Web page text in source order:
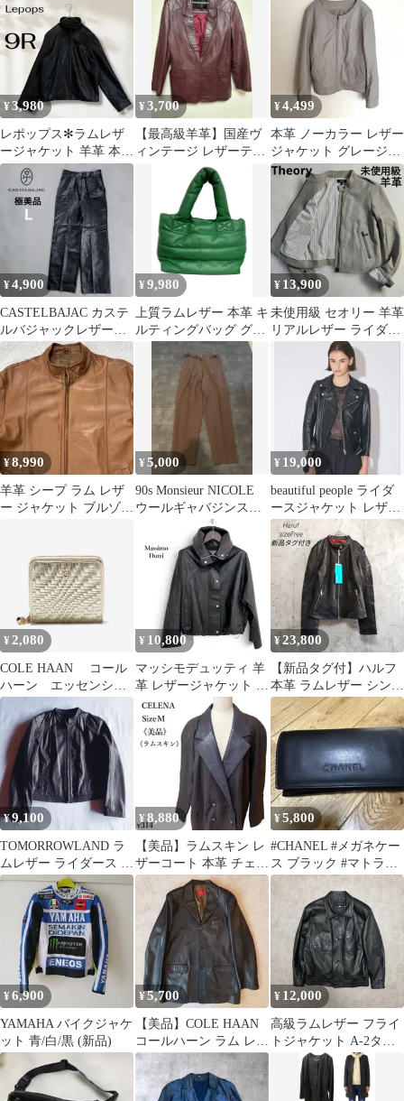
ット
羊革 黒 L
¥3,980
レポップス✻ラムレザ
ージャケット 羊革 本革
M スタンドカラー 黒
¥3,700
【最高級羊革】国産ヴ
ィンテージ レザーテー
ラードジャケット バー
ガンディ M
¥4,499
本革 ノーカラー レザー
ジャケット グレージュ
S レディース 羊革
¥4,900
CASTELBAJAC カステ
ルバジャックレザーパ
ンツ 羊革 ブラックレデ
ィース
¥9,980
上質ラムレザー 本革 キ
ルティングバッグ グリ
ーン パフバッグ
¥ 13,900
未使用級 セオリー 羊革
リアルレザー ライダー
スジャケット グレージ
¥8,990
羊革 シープ ラム レザ
ー ジャケット ブルゾン
¥5,000
90s Monsieur NICOLE
ウールギャバジンスラ
¥ 19,000
beautiful people ライダ
ースジャケット レザー
ジャケット 黒
¥ 2,080
COLE HAAN コール
ハーン エッセンシャ
ル ジップ ウォレット
ゴールド
¥ 10,800
マッシモデュッティ 羊
革 レザージャケット S
黒 ドロスト ラムレザー
¥23,800
【新品タグ付】ハルフ
本革 ラムレザー シング
ルライダースジャケッ
ト 黒 M
¥9,100
TOMORROWLAND ラ
ムレザー ライダース ネ
イビー 濃紺 36
¥8,880
【美品】ラムスキン レ
ザーコート 本革 チェス
ターコート 茶色 ヴィン
テージ M
¥5,800
#CHANEL #メガネケー
ス ブラック #マトラッ
セ #ラムレザー
¥6,900
YAMAHA バイクジャケ
ット 青/白/黒 (新品)
¥5,700
【美品】COLE HAAN
コールハーン ラム レザ
ー ジャケット テーラ
ード
¥ 12,000
高級ラムレザー フライ
トジャケット A-2タイ
プ スペイン製原皮 短丈
型押し